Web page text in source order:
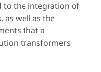
to the integration of
as well as the
that a
transformers